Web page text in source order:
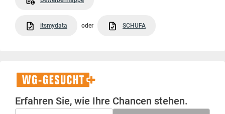
itsmydata oder SCHUFA
WG-
Gesucht+
Erfahren Sie, wie Ihre Chancen stehen.